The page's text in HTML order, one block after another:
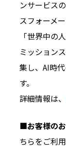
ンサービス
スフォーメ
「世界中の
ミッション
集し、AI時
す。
詳細情報は、
■お客様の
ちらをご利